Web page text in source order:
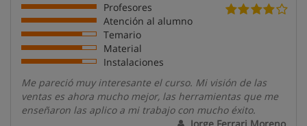
Profesores
Atención al alumno
Temario
Material
Instalaciones
Me pareció muy interesante el curso. Mi visión de las
ventas es ahora mucho mejor, las herramientas que me
enseñaron las aplico a mi trabajo con mucho éxito.